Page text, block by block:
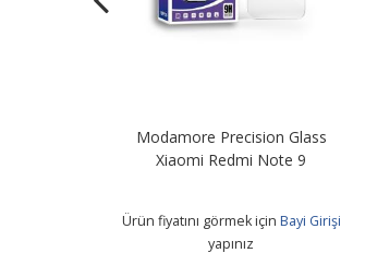
Modamore Precision Glass
Xiaomi Redmi Note 9
Ürün fiyatını görmek için Bayi Girişi
yapınız